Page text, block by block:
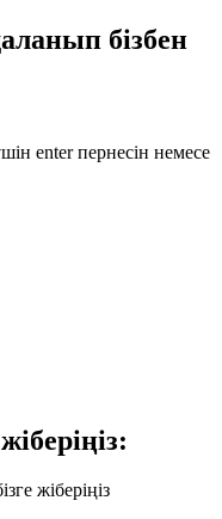
бізбен
enter пернесін немесе
жіберіңіз